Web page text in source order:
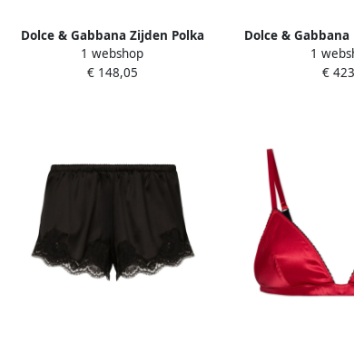
Dolce & Gabbana Zijden Polka
Dot Ondergoed met Schulp Rand
Black Dames
1 webshop
€ 148,05
Dolce &
Zijde Blend
Multicolor
1
€